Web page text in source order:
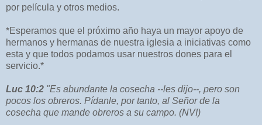
por película y otros medios.
*Esperamos que el próximo año haya un mayor apoyo de
hermanos y hermanas de nuestra iglesia a iniciativas como
esta y que todos podamos usar nuestros dones para el
servicio.*
Luc 10:2 "Es abundante la cosecha --les dijo--, pero son
pocos los obreros. Pídanle, por tanto, al Señor de la
cosecha que mande obreros a su campo. (NVI)